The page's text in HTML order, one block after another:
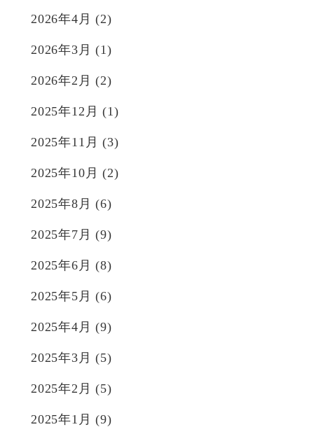
2026年4月 (2)
2026年3月 (1)
2026年2月 (2)
2025年12月 (1)
2025年11月 (3)
2025年10月 (2)
2025年8月 (6)
2025年7月 (9)
2025年6月 (8)
2025年5月 (6)
2025年4月 (9)
2025年3月 (5)
2025年2月 (5)
2025年1月 (9)